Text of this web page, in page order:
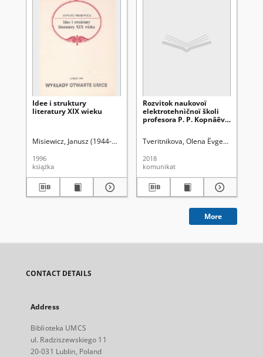
Idee i struktury
literatury XIX wieku
Misiewicz, Janusz (1944-2015)
1996
książka
Rozvitok naukovoï
elektrotehnìčnoï školi
profesora P. P. Kopnâêva
stolìttâ : (do 150-rìččâ vìd
dnâ narodžennâ
Tveritnikova, Olena Êvgenìvna
2018
komunikat
More
CONTACT DETAILS
Address
Biblioteka UMCS
ul. Radziszewskiego 11
20-031 Lublin, Poland